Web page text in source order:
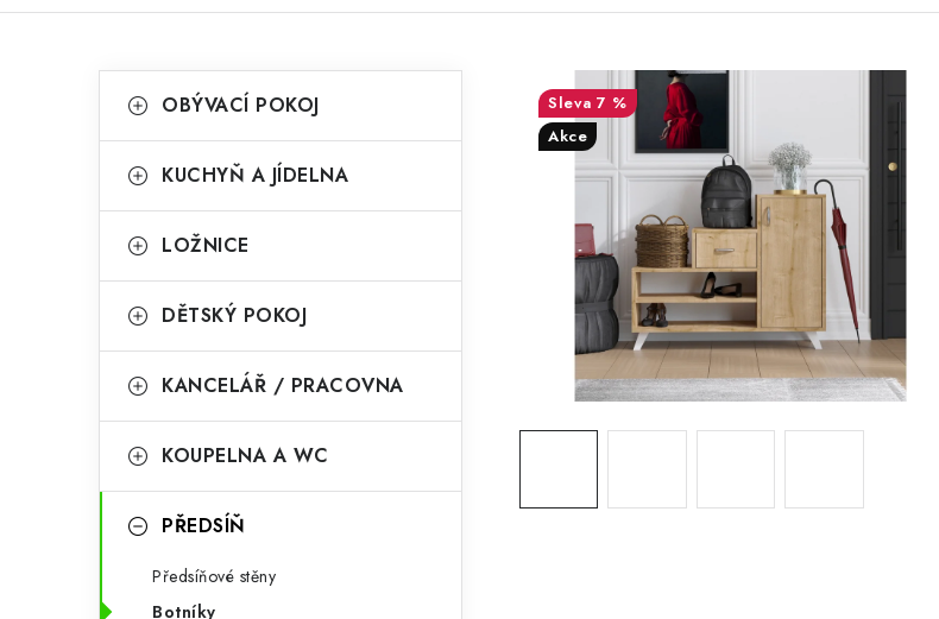
o
t
r
n
n
p
n
kategorie
a
e
o
i
OBÝVACÍ POKOJ
KUCHYŇ A JÍDELNA
LOŽNICE
DĚTSKÝ POKOJ
KANCELÁŘ / PRACOVNA
KOUPELNA A WC
PŘEDSÍŇ
Předsíňové stěny
Botníky
7 %
Akce